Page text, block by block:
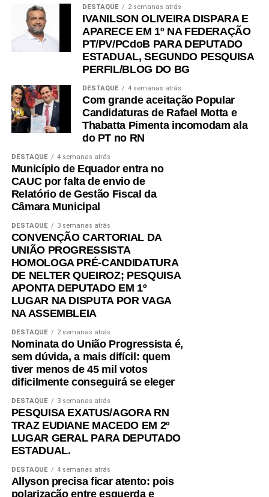
DESTAQUE 2 semanas atrás
IVANILSON OLIVEIRA DISPARA E
APARECE EM 1º NA FEDERAÇÃO
PT/PV/PCdoB PARA DEPUTADO
ESTADUAL, SEGUNDO PESQUISA
PERFIL/BLOG DO BG
DESTAQUE 4 semanas atrás
Com grande aceitação Popular
Candidaturas de Rafael Motta e
Thabatta Pimenta incomodam ala
do PT no RN
DESTAQUE 4 semanas atrás
Município de Equador entra no
CAUC por falta de envio de
Relatório de Gestão Fiscal da
Câmara Municipal
DESTAQUE 3 semanas atrás
CONVENÇÃO CARTORIAL DA
UNIÃO PROGRESSISTA
HOMOLOGA PRÉ-CANDIDATURA
DE NELTER QUEIROZ; PESQUISA
APONTA DEPUTADO EM 1º
LUGAR NA DISPUTA POR VAGA
NA ASSEMBLEIA
DESTAQUE 2 semanas atrás
Nominata do União Progressista é,
sem dúvida, a mais difícil: quem
tiver menos de 45 mil votos
dificilmente conseguirá se eleger
DESTAQUE 3 semanas atrás
PESQUISA EXATUS/AGORA RN
TRAZ EUDIANE MACEDO EM 2º
LUGAR GERAL PARA DEPUTADO
ESTADUAL.
DESTAQUE 4 semanas atrás
Allyson precisa ficar atento: pois
polarização entre esquerda e